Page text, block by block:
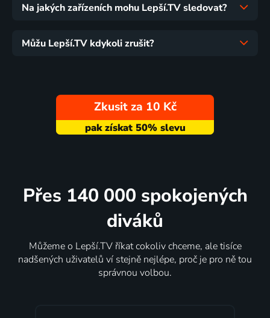
Na jakých zařízeních mohu Lepší.TV sledovat?
Můžu Lepší.TV kdykoli zrušit?
Zkusit za 10 Kč
Přes 140 000 spokojených
diváků
Můžeme o Lepší.TV říkat cokoliv chceme, ale tisíce
nadšených uživatelů ví stejně nejlépe, proč je pro ně tou
správnou volbou.